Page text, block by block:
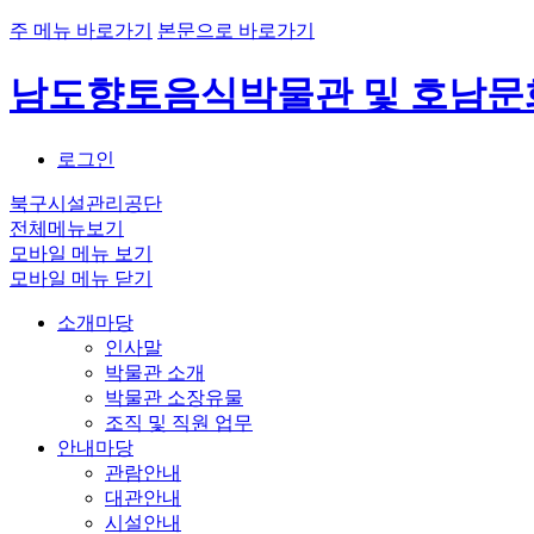
주 메뉴 바로가기 본문으로 바로가기
남도향토음식박물관 및 호남
로그인
북구시설관리공단
전체메뉴보기
모바일 메뉴 보기
모바일 메뉴 닫기
소개마당
인사말
박물관 소개
박물관 소장유물
조직 및 직원 업무
안내마당
관람안내
대관안내
시설안내